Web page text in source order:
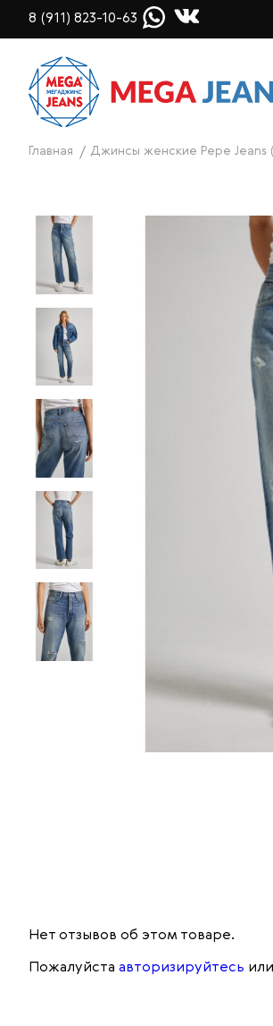
8 (911) 823-10-63
Главная Джинсы женские Pepe Jeans
Нет отзывов об этом товаре.
Пожалуйста авторизируйтесь или